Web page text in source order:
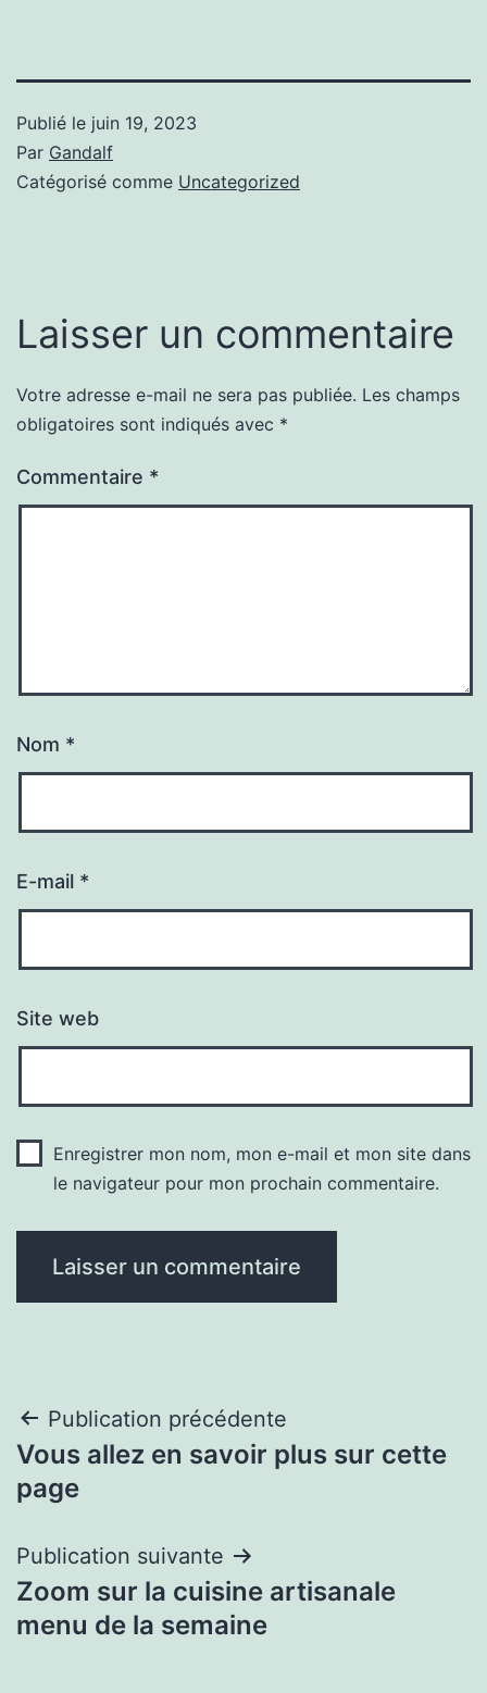
Publié le juin 19, 2023
Par Gandalf
Catégorisé comme Uncategorized
Laisser un commentaire
Votre adresse e-mail ne sera pas publiée. Les champs
obligatoires sont indiqués avec *
Commentaire *
Nom *
E-mail *
Site web
Enregistrer mon nom, mon e-mail et mon site dans
le navigateur pour mon prochain commentaire.
Navigation
de
Publication précédente
Vous allez en savoir plus sur cette
page
Publication suivante
Zoom sur la cuisine artisanale
menu de la semaine